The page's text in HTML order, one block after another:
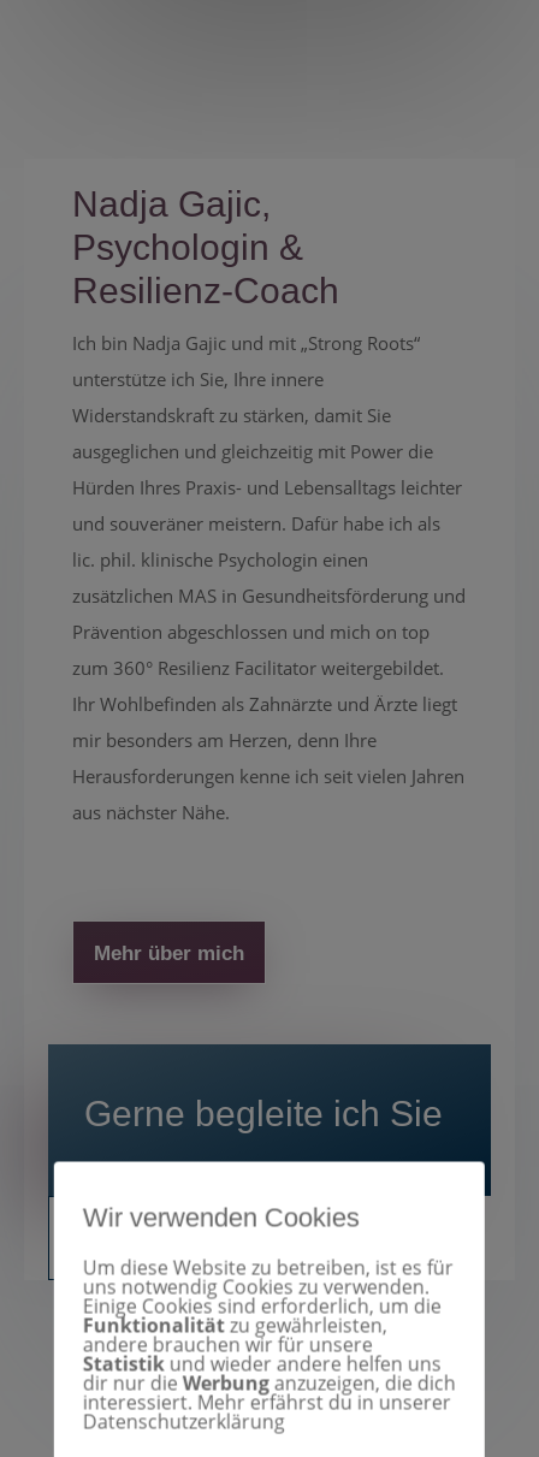
Nadja Gajic,
Psychologin &
Resilienz-Coach
Ich bin Nadja Gajic und mit „Strong Roots“
unterstütze ich Sie, Ihre innere
Widerstandskraft zu stärken, damit Sie
ausgeglichen und gleichzeitig mit Power die
Hürden Ihres Praxis- und Lebensalltags leichter
und souveräner meistern. Dafür habe ich als
lic. phil. klinische Psychologin einen
zusätzlichen MAS in Gesundheitsförderung und
Prävention abgeschlossen und mich on top
zum 360° Resilienz Facilitator weitergebildet.
Ihr Wohlbefinden als Zahnärzte und Ärzte liegt
mir besonders am Herzen, denn Ihre
Herausforderungen kenne ich seit vielen Jahren
aus nächster Nähe.
Mehr über mich
Gerne begleite ich Sie
Wir verwenden Cookies
Um diese Website zu betreiben, ist es für
uns notwendig Cookies zu verwenden.
Einige Cookies sind erforderlich, um die
Funktionalitätzu gewährleisten,
andere brauchen wir für unsere
Statistikund wieder andere helfen uns
dir nur die Werbunganzuzeigen, die dich
interessiert. Mehr erfährst du in unserer
Datenschutzerklärung